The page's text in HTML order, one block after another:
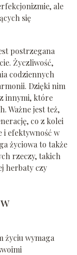
ale
się
postrzegana
Życzliwość,
codziennych
Dzięki nim
innymi, które
Ważne jest też,
co z kolei
i efektywność w
życiowa to także
rzeczy, takich
herbaty czy
życiu wymaga